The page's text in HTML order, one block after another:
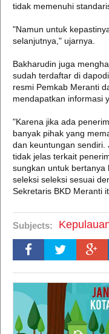
tidak memenuhi
"Namun untuk
selanjutnya," ujarnya.
Bakharudin juga
sudah terdaftar di
resmi Pemkab Meranti
mendapatkan informasi
"Karena jika ada
banyak pihak yang
dan keuntungan sendiri.
tidak jelas terkait
sungkan untuk bertanya
seleksi seleksi sesuai
Sekretaris BKD Meranti
Subjects: